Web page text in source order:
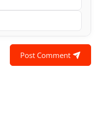
Post Comment